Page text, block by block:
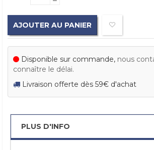
AJOUTER AU PANIER
Disponible sur commande, nous
connaître le délai.
Livraison offerte dès 59€ d'achat
PLUS D'INFO